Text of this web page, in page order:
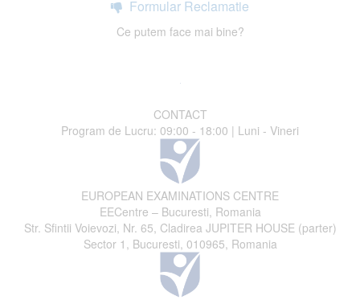
Formular Reclamatie
Ce putem face mai bine?
CONTACT
Program de Lucru: 09:00 - 18:00 | Luni - Vineri
EUROPEAN EXAMINATIONS CENTRE
EECentre – Bucuresti, Romania
Str. Sfintii Voievozi, Nr. 65, Cladirea JUPITER HOUSE (parter)
Sector 1, Bucuresti, 010965, Romania